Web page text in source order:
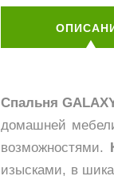
Спальня
домашней
возможностями.
изысками, в